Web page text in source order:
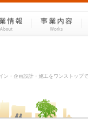
・企画設計・施工をワンストップ